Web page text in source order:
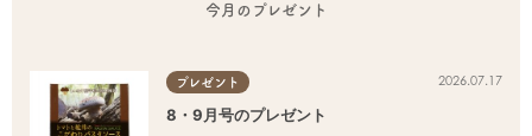
今月のプレゼント
プレゼント 2026.07.17
8・9月号のプレゼント